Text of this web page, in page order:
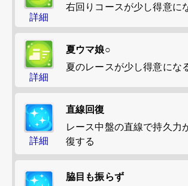
詳細
右回りコースが少し得意に
詳細
夏ウマ娘○
夏のレースが少し得意にな
詳細
直線回復
レース中盤の直線で持久力
復する
脇目も振らず